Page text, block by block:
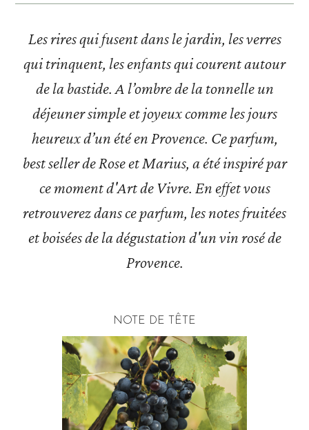
Les rires qui fusent dans le jardin, les verres
qui trinquent, les enfants qui courent autour
de la bastide. A l’ombre de la tonnelle un
déjeuner simple et joyeux comme les jours
heureux d’un été en Provence. Ce parfum,
best seller de Rose et Marius, a été inspiré par
ce moment d'Art de Vivre. En effet vous
retrouverez dans ce parfum, les notes fruitées
et boisées de la dégustation d'un vin rosé de
Provence.
NOTE DE TÊTE